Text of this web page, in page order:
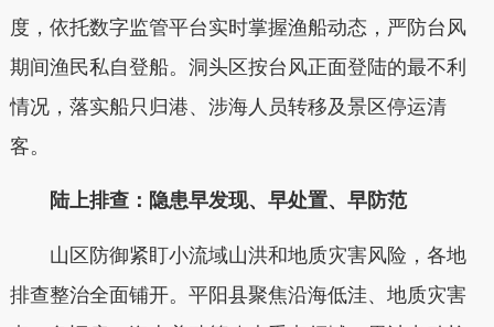
度，依托数字监管平台实时掌握渔船动态，严防台风
期间渔民私自登船。洞头区按台风正面登陆的最不利
情况，落实船只归港、涉海人员转移及景区停运清
客。
陆上排查：隐患早发现、早处置、早防范
山区防御紧盯小流域山洪和地质灾害风险，各地
排查整治全面铺开。平阳县聚焦沿海低洼、地质灾害